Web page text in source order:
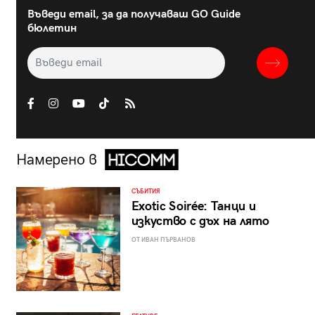
Въведи email, за да получаваш GO Guide
бюлетин
Намерено в
СЪБИТИЯ
Exotic Soirée: Танци и
изкуство с дъх на лято
ОТ ИВАН ПЪРВАНОВ